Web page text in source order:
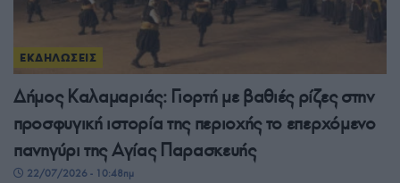
ΕΚΔΗΛΩΣΕΙΣ
Δήμος Καλαμαριάς: Γιορτή με βαθιές ρίζες στην
προσφυγική ιστορία της περιοχής το επερχόμενο
πανηγύρι της Αγίας Παρασκευής
22/07/2026 - 10:48πμ